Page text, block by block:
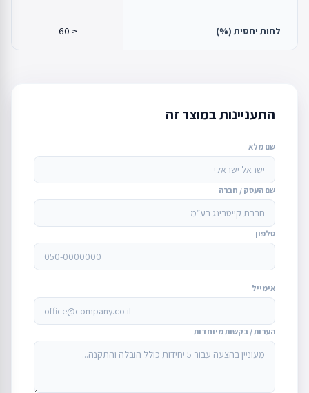
לחות יחסית (%) ≤ 60
התעניינות במוצר זה
שם מלא
שם העסק / חברה
טלפון
אימייל
הערות / בקשות מיוחדות